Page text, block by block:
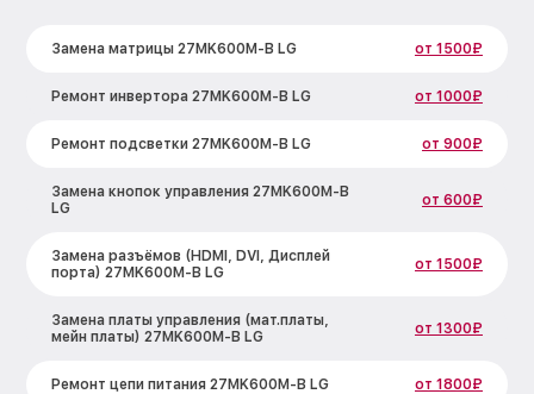
Замена матрицы 27MK600M-B LG от 1500₽
Ремонт инвертора 27MK600M-B LG от 1000₽
Ремонт подсветки 27MK600M-B LG от 900₽
Замена кнопок управления 27MK600M-B
LG
от 600₽
Замена разъёмов (HDMI, DVI, Дисплей
порта) 27MK600M-B LG
от 1500₽
Замена платы управления (мат.платы,
мейн платы) 27MK600M-B LG
от 1300₽
Ремонт цепи питания 27MK600M-B LG от 1800₽